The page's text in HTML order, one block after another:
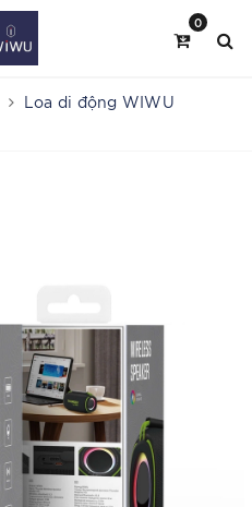
0
Loa di động WIWU